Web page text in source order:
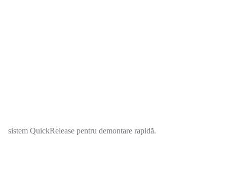
sistem QuickRelease pentru demontare rapidă.